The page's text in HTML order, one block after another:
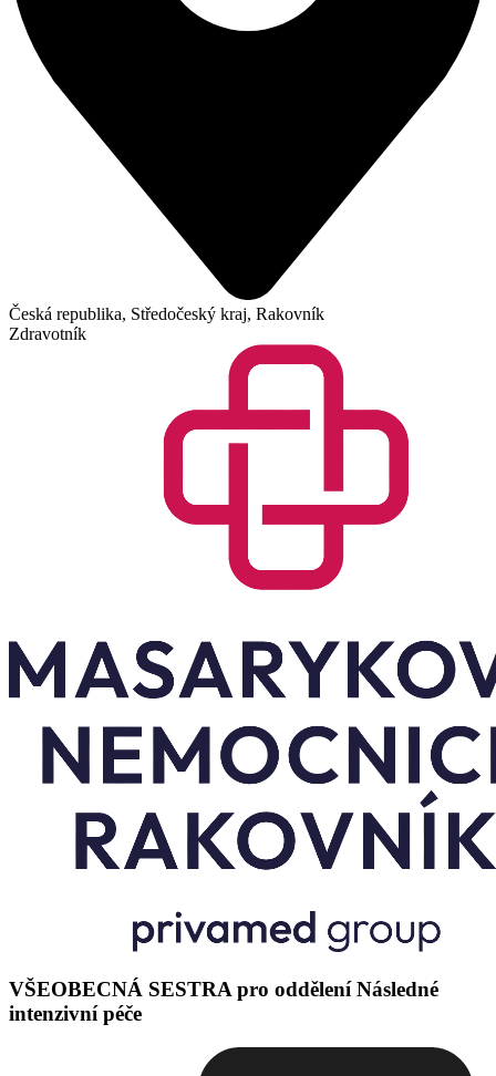
Česká republika, Středočeský kraj, Rakovník
Zdravotník
VŠEOBECNÁ SESTRA pro oddělení Následné
intenzivní péče